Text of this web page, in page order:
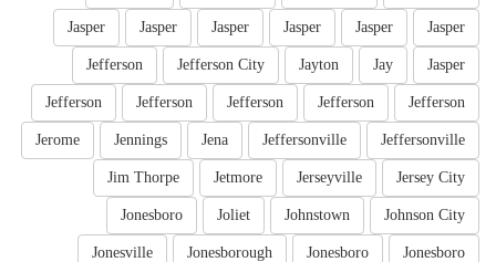
Jasper
Jasper
Jasper
Jasper
Jasper
Jasper
Jasper
Jay
Jayton
Jefferson City
Jefferson
Jefferson
Jefferson
Jefferson
Jefferson
Jefferson
Jeffersonville
Jeffersonville
Jena
Jennings
Jerome
Jersey City
Jerseyville
Jetmore
Jim Thorpe
Johnson City
Johnstown
Joliet
Jonesboro
Jonesboro
Jonesboro
Jonesborough
Jonesville